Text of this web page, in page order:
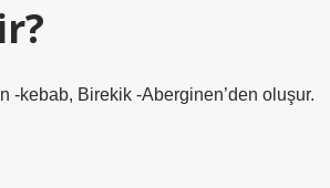
-kebab, Birekik -Aberginen’den oluşur.